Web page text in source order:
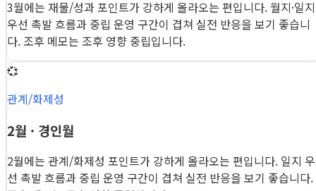
3월에는 재물/성과 포인트가 강하게 올라오는 편입니다. 월지·일지
우선 촉발 흐름과 중립 운영 구간이 겹쳐 실전 반응을 보기 좋습니
다. 조후 메모는 조후 영향 중립입니다.
💞
관계/화제성
2월 · 경인월
2월에는 관계/화제성 포인트가 강하게 올라오는 편입니다. 일지 우
선 촉발 흐름과 중립 운영 구간이 겹쳐 실전 반응을 보기 좋습니다.